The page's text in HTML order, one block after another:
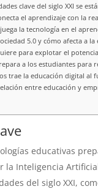
clave del siglo XXI se
el aprendizaje con la
la tecnología en el
5.0 y cómo afecta a la
para explotar el
a los estudiantes para
trae la educación digital al
entre educación y
educativas
la Inteligencia
del siglo XXI,